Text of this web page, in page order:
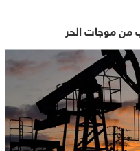
من موجات الحر